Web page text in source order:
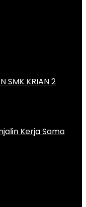
SMK KRIAN 2
Kerja Sama